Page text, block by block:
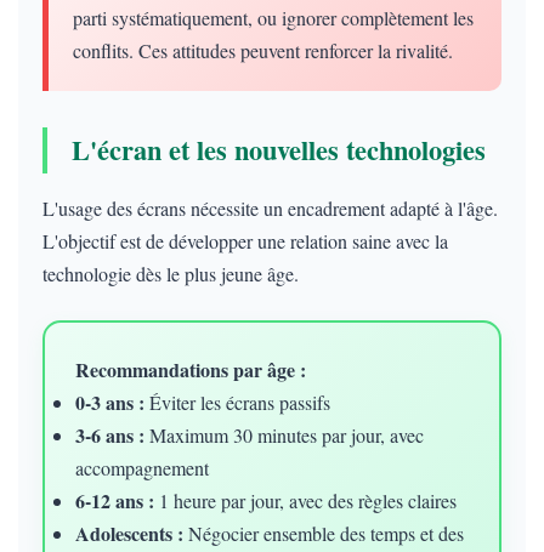
parti systématiquement, ou ignorer complètement les
conflits. Ces attitudes peuvent renforcer la rivalité.
L'écran et les nouvelles technologies
L'usage des écrans nécessite un encadrement adapté à l'âge.
L'objectif est de développer une relation saine avec la
technologie dès le plus jeune âge.
Recommandations par âge :
0-3 ans : Éviter les écrans passifs
3-6 ans : Maximum 30 minutes par jour, avec
accompagnement
6-12 ans : 1 heure par jour, avec des règles claires
Adolescents : Négocier ensemble des temps et des